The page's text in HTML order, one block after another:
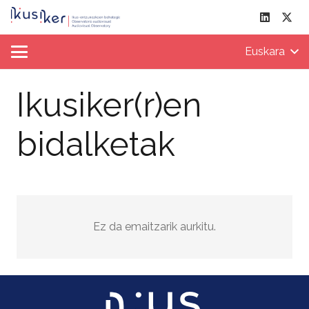
Euskara
Ikusiker(r)en
bidalketak
Ez da emaitzarik aurkitu.